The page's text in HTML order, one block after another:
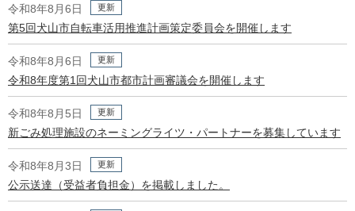
令和8年8月6日 更新
第5回犬山市自転車活用推進計画策定委員会を開催します
令和8年8月6日 更新
令和8年度第1回犬山市都市計画審議会を開催します
令和8年8月5日 更新
新ごみ処理施設のネーミングライツ・パートナーを募集しています
令和8年8月3日 更新
公示送達（受益者負担金）を掲載しました。